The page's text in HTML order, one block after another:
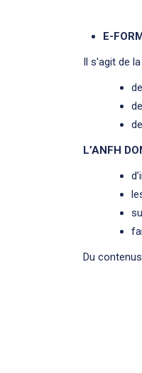
E-
Il s'agit de
L’ANFH
Du